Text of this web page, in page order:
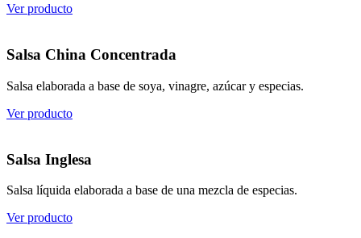
Ver producto
Salsa China Concentrada
Salsa elaborada a base de soya, vinagre, azúcar y especias.
Ver producto
Salsa Inglesa
Salsa líquida elaborada a base de una mezcla de especias.
Ver producto